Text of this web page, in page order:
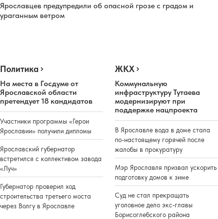
Ярославцев предупредили об опасной грозе с градом и
ураганным ветром
Политика
На места в Госдуме от
Ярославской области
претендует 18 кандидатов
Участники программы «Герои
Ярославии» получили дипломы
Ярославский губернатор
встретился с коллективом завода
«Луч»
Губернатор проверил ход
строительства третьего моста
через Волгу в Ярославле
ЖКХ
Коммунальную
инфраструктуру Тутаева
модернизируют при
поддержке нацпроекта
В Ярославле вода в доме стала
по-настоящему горячей после
жалобы в прокуратуру
Мэр Ярославля призвал ускорить
подготовку домов к зиме
Суд не стал прекращать
уголовное дело экс-главы
Борисоглебского района